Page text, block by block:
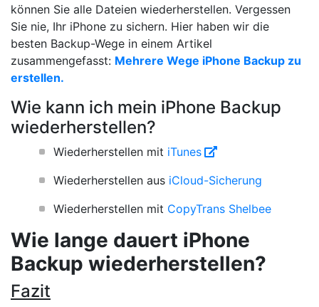
können Sie alle Dateien wiederherstellen. Vergessen
Sie nie, Ihr iPhone zu sichern. Hier haben wir die
besten Backup-Wege in einem Artikel
zusammengefasst: Mehrere Wege iPhone Backup zu
erstellen.
Wie kann ich mein iPhone Backup
wiederherstellen?
Wiederherstellen mit iTunes
Wiederherstellen aus iCloud-Sicherung
Wiederherstellen mit CopyTrans Shelbee
Wie lange dauert iPhone
Backup wiederherstellen?
Fazit